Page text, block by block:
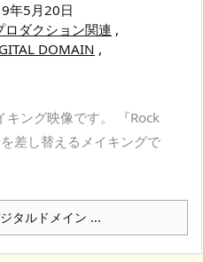
年5月20日
ロダクション関連 ,
DOMAIN ,
キング映像です。 『Rock
差し替えるメイキングで
タルドメイン ...